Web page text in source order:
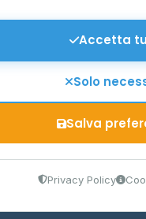
Mappa del sito
Contattaci
Accetta
Solo
Salva
Privacy Policy